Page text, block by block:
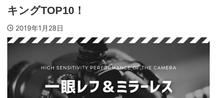
キングTOP10！
2019年1月28日